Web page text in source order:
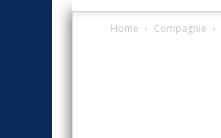
Home Compagnie